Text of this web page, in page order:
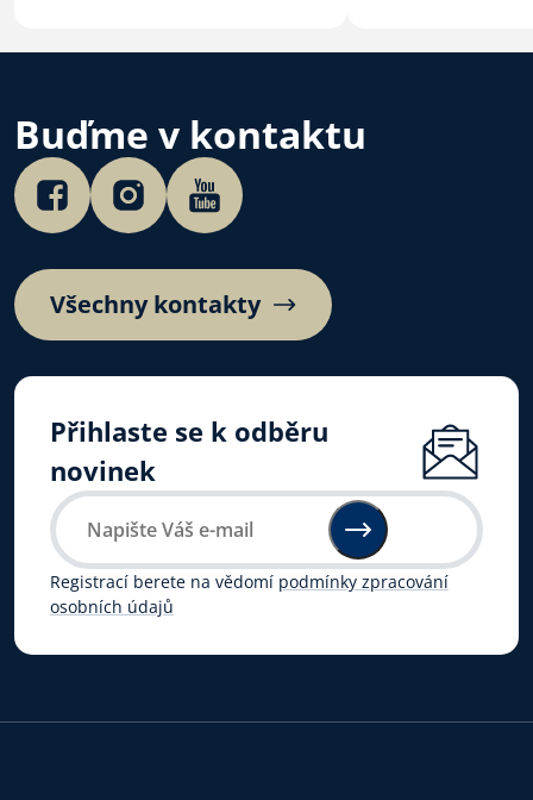
Buďme v kontaktu
Všechny kontakty
Přihlaste se k odběru
novinek
Registrací berete na vědomí podmínky zpracování
osobních údajů